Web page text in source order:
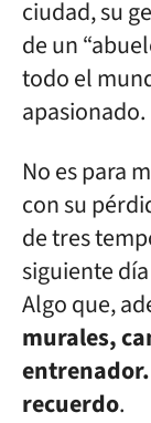
ciudad, su
de un
todo el
apasionado.
No es para
con su
de tres
siguiente
Algo que,
murales,
recuerdo.